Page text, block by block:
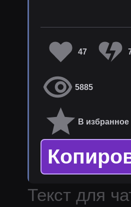
47
5885
В избранное
Текст для